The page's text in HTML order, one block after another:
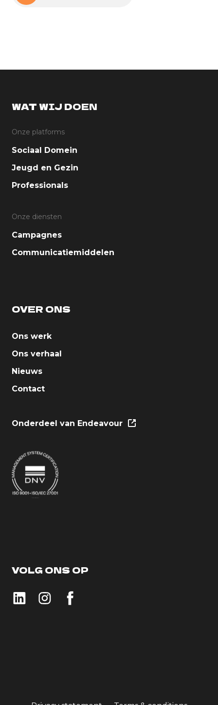
WAT WIJ DOEN
Onze platforms
Sociaal Domein
Jeugd en Gezin
Professionals
Onze diensten
Campagnes
Communicatiemiddelen
OVER ONS
Ons werk
Ons verhaal
Nieuws
Contact
Onderdeel van Endeavour
VOLG ONS OP